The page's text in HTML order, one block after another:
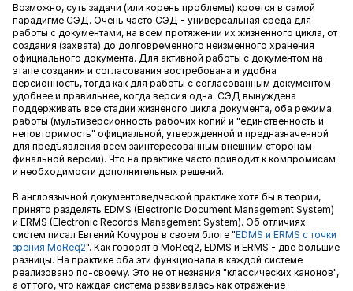
Возможно, суть задачи (или корень проблемы) кроется в самой
парадигме СЭД. Очень часто СЭД - универсальная среда для
работы с документами, на всем протяжении их жизненного цикла, от
создания (захвата) до долговременного неизменного хранения
официального документа. Для активной работы с документом на
этапе создания и согласования востребована и удобна
версионность, тогда как для работы с согласованным документом
удобнее и правильнее, когда версия одна. СЭД вынуждена
поддерживать все стадии жизненого цикла документа, оба режима
работы (мультиверсионность рабочих копий и "единственность и
неповторимость" официальной, утвержденной и предназначенной
для предъявления всем заинтересованным внешним сторонам
финальной версии). Что на практике часто приводит к компромисам
и необходимости дополнительных решений.
В англоязычной документоведческой практике хотя бы в теории,
принято разделять EDMS (Electronic Document Management System)
и ERMS (Electronic Records Management System). Об отличиях
систем писал Евгений Кочуров в своем блоге "EDMS и ERMS с точки
зрения MoReq2". Как говорят в MoReq2, EDMS и ERMS - две большие
разницы. На практике оба эти функционала в каждой системе
реализовано по-своему. Это не от незнания "классических канонов",
а от того, что каждая система развивалась как отражение